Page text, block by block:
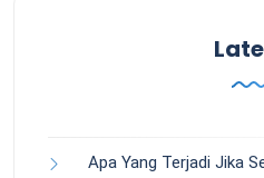
Apa Yang Terjadi Jika